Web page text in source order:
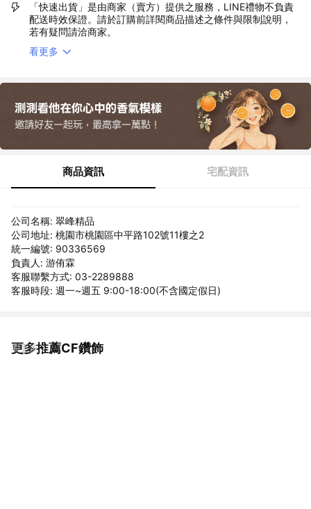
「快速出貨」是由商家（賣方）提供之服務，LINE禮物不負責
配送時效保證。請於訂購前詳閱商品描述之條件與限制說明，
若有疑問請洽商家。
看更多
商品資訊 宅配資訊
公司名稱: 翠峰精品
公司地址: 桃園市桃園區中平路102號11樓之2
統一編號: 90336569
負責人: 游侑霖
客服聯繫方式: 03-2289888
客服時段: 週一~週五 9:00-18:00(不含國定假日)
更多推薦CF鑽飾
看更多